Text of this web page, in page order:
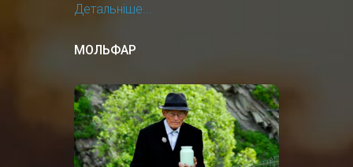
Детальніше...
МОЛЬФАР